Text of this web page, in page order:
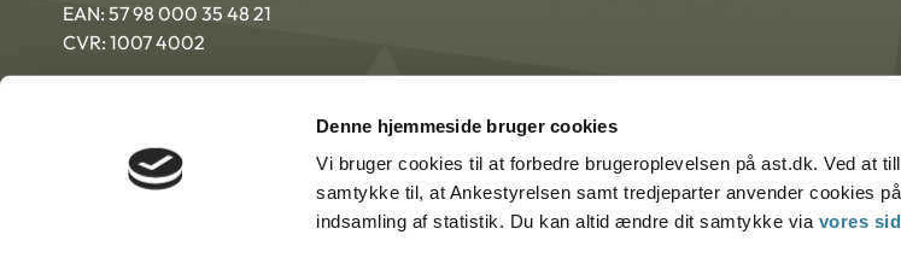
Denne hjemmeside bruger cookies
Vi bruger cookies til at forbedre brugeroplevelsen på ast.dk. Ved at
samtykke til, at Ankestyrelsen samt tredjeparter anvender cookies
indsamling af statistik. Du kan altid ændre dit samtykke via vores
EAN: 57 98 000 35 48 21
CVR: 1007 4002